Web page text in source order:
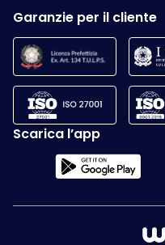
Garanzie per il cliente
Scarica l’app